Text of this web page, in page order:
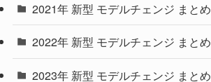
(10)
(9)
(22)
2021年 新型 モデルチェンジ まとめ
2022年 新型 モデルチェンジ まとめ
2023年 新型 モデルチェンジ まとめ